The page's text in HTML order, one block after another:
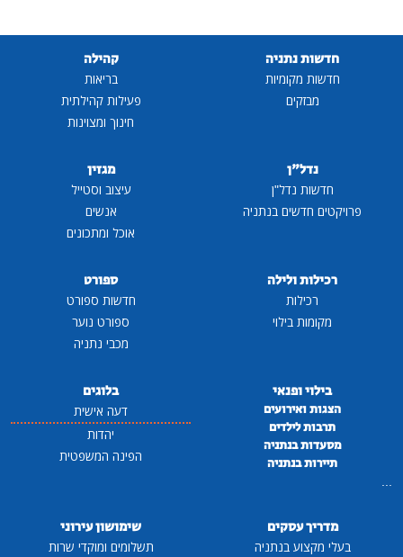
חדשות נתניה
חדשות מקומיות
מבזקים
קהילה
בריאות
פעילות קהילתית
חינוך ומצוינות
נדל"ן
חדשות נדל"ן
פרויקטים חדשים בנתניה
מגזין
עיצוב וסטייל
אנשים
אוכל ומתכונים
רכילות ולילה
רכילות
מקומות בילוי
ספורט
חדשות ספורט
ספורט נוער
מכבי נתניה
בילוי ופנאי
הצגות ואירועים
תרבות לילדים
מסעדות בנתניה
תיירות בנתניה
...
בלוגים
דעה אישית
יהדות
הפינה המשפטית
מדריך עסקים
בעלי מקצוע בנתניה
שימושון עירוני
תשלומים ומוקדי שרות